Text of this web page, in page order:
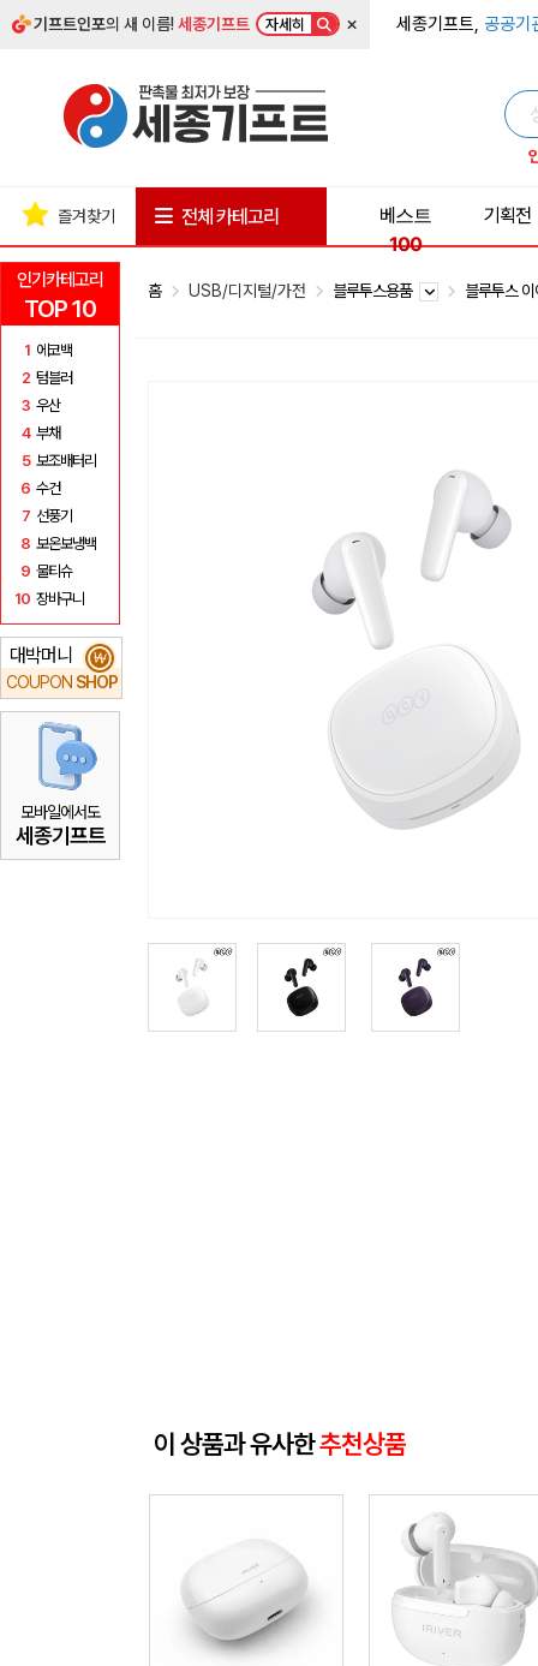
기프트인포의 새 이름!세종기프트 자세히 × 세종기프트, 공공기
인기카테고리
TOP 10
1 에코백
2 텀블러
3 우산
4 부채
5 보조배터리
6 수건
7 선풍기
8 보온보냉백
9 물티슈
10 장바구니
대박머니
COUPON SHOP
₩
모바일에서도
세종기프트
즐겨찾기 전체 카테고리
베스트
100
기획전
홈 USB/디지털/가전 블루투스용품 블루투스
이 상품과 유사한추천상품